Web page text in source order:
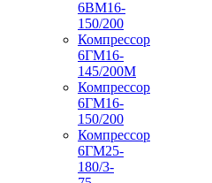
6ВМ16-
150/200
Компрессор
6ГМ16-
145/200М
Компрессор
6ГМ16-
150/200
Компрессор
6ГМ25-
180/3-